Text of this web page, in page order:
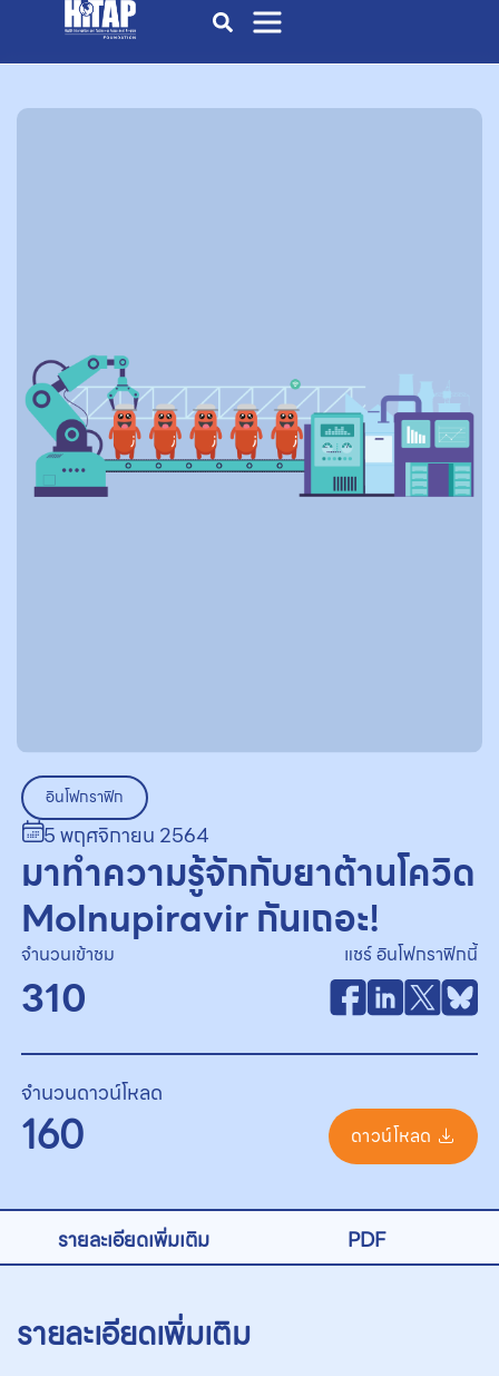
อินโฟกราฟิก
5 พฤศจิกายน 2564
มาทำความรู้จักกับยาต้านโควิด
Molnupiravir กันเถอะ!
จำนวนเข้าชม
310
แชร์ อินโฟกราฟิกนี้
จำนวนดาวน์โหลด
160 ดาวน์โหลด
รายละเอียดเพิ่มเติม PDF
รายละเอียดเพิ่มเติม